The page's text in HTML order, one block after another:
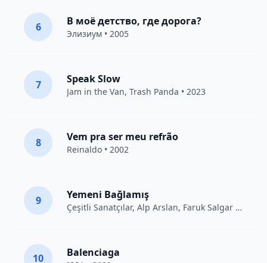
6 В моё детство, где дорога?
Элизиум • 2005
7 Speak Slow
Jam in the Van, Trash Panda • 2023
8 Vem pra ser meu refrão
Reinaldo • 2002
9 Yemeni Bağlamış
Çeşitli Sanatçılar, Alp Arslan, Faruk Salgar • 2012
10 Balenciaga